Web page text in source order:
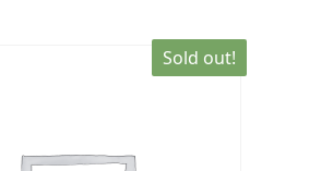
Sold out!